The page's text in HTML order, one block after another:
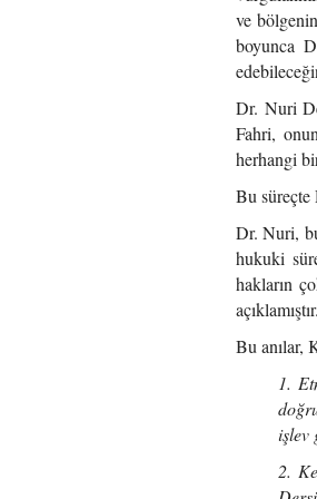
ve
boyunca
Dr. Nuri
Fahri,
herhangi
Bu süreçte
Dr. Nuri,
hukuki
hakların
açıklamıştır.
Bu anılar,
1.
işlev
2.